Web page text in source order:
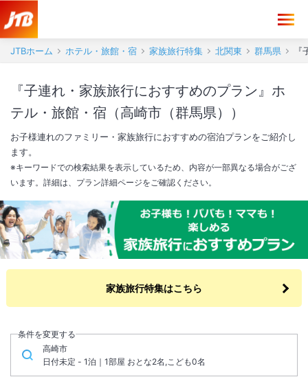
JTBホーム ホテル・旅館・宿 家族旅行特集 北関東 群馬県
『子連れ・家族旅行におすすめのプラン』ホ
テル・旅館・宿（高崎市（群馬県））
お子様連れのファミリー・家族旅行におすすめの宿泊プランをご紹介し
ます。
※キーワードでの検索結果を表示しているため、内容が一部異なる場合がござ
います。詳細は、プラン詳細ページをご確認ください。
家族旅行特集はこちら
条件を変更する
高崎市
日付未定 - 1泊｜1部屋 おとな2名,こども0名